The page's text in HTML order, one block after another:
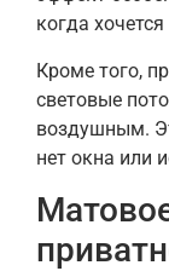
когда
Кроме того,
световые
воздушным.
нет окна или